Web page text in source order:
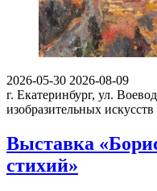
2026-05-30 2026-08-09
г. Екатеринбург, ул.
изобразительных искусств
Выставка
стихий»